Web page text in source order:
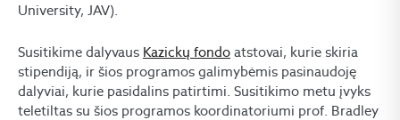
University, JAV).
Susitikime dalyvaus Kazickų fondo atstovai, kurie skiria
stipendiją, ir šios programos galimybėmis pasinaudoję
dalyviai, kurie pasidalins patirtimi. Susitikimo metu įvyks
teletiltas su šios programos koordinatoriumi prof. Bradley